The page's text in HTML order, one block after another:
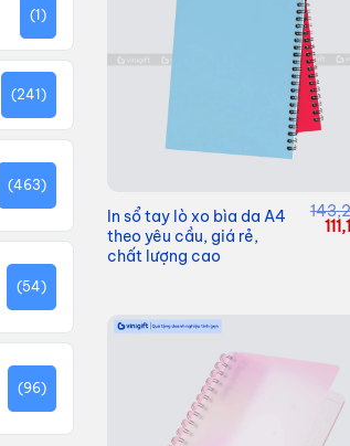
(1)
(241)
(463)
(54)
(96)
In sổ tay lò xo bìa da A4
theo yêu cầu, giá rẻ,
chất lượng cao
Giá
gốc